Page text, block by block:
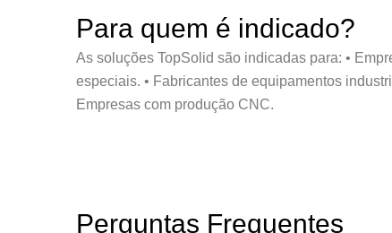
Para quem é indicado?
As soluções TopSolid são indicadas para: •
especiais. • Fabricantes de equipamentos
Empresas com produção CNC.
Perguntas Frequentes